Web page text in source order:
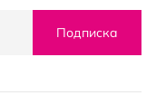
Подписка